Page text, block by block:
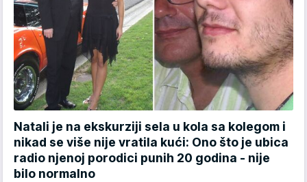
Natali je na ekskurziji sela u kola sa kolegom i
nikad se više nije vratila kući: Ono što je ubica
radio njenoj porodici punih 20 godina - nije
bilo normalno